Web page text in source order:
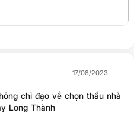
17/08/2023
chỉ đạo về chọn thầu nhà
Long Thành